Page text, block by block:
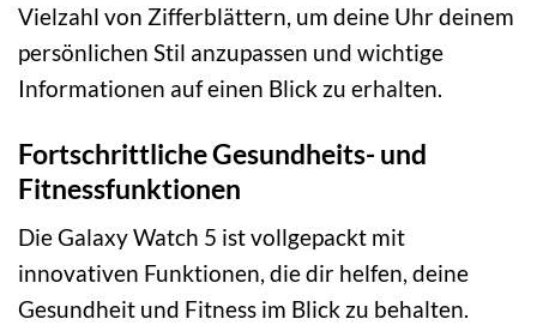
Vielzahl von Zifferblättern, um deine Uhr deinem
persönlichen Stil anzupassen und wichtige
Informationen auf einen Blick zu erhalten.
Fortschrittliche Gesundheits- und
Fitnessfunktionen
Die Galaxy Watch 5 ist vollgepackt mit
innovativen Funktionen, die dir helfen, deine
Gesundheit und Fitness im Blick zu behalten.